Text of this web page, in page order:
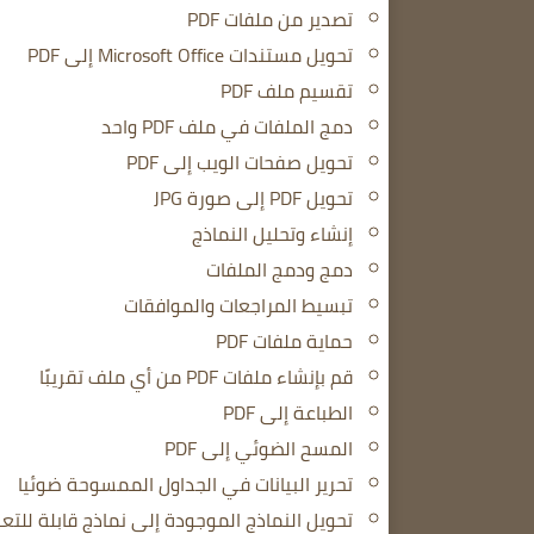
تصدير من ملفات PDF
تحويل مستندات Microsoft Office إلى PDF
تقسيم ملف PDF
دمج الملفات في ملف PDF واحد
تحويل صفحات الويب إلى PDF
تحويل PDF إلى صورة JPG
إنشاء وتحليل النماذج
دمج ودمج الملفات
تبسيط المراجعات والموافقات
حماية ملفات PDF
قم بإنشاء ملفات PDF من أي ملف تقريبًا
الطباعة إلى PDF
المسح الضوئي إلى PDF
تحرير البيانات في الجداول الممسوحة ضوئيا
تحويل النماذج الموجودة إلى نماذج قابلة